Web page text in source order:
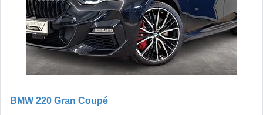
BMW 220 Gran Coupé